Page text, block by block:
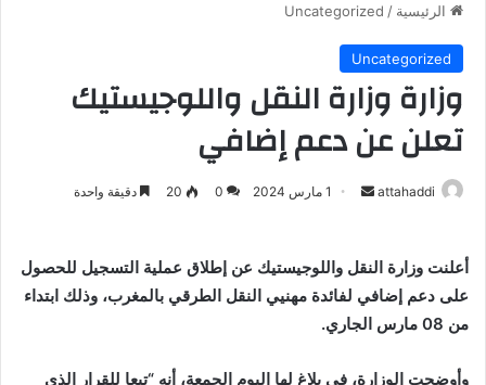
الرئيسية /
Uncategorized
Uncategorized
وزارة وزارة النقل واللوجيستيك
تعلن عن دعم إضافي
attahaddi
أرسل
1 مارس 2024 0
20 دقيقة واحدة
أعلنت وزارة النقل واللوجيستيك عن إطلاق عملية التسجيل للحصول
على دعم إضافي لفائدة مهنيي النقل الطرقي بالمغرب، وذلك ابتداء
من 08 مارس الجاري.
وأوضحت الوزارة، في بلاغ لها اليوم الجمعة، أنه “تبعا للقرار الذي